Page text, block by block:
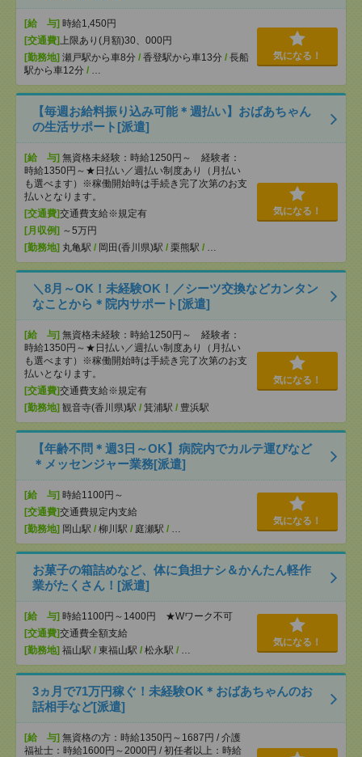
[給 与] 時給1,450円
[交通費] 上限あり(月額)30、000円
[勤務地] 瀬戸駅から車8分 / 香登駅から車13分 / 長船
駅から車12分 / …
気になる！
【毎週お給料振り込み可能＊週払い】おばあちゃん
の生活サポート[派遣]
[給 与] 無資格未経験：時給1250円～ 経験者：
時給1350円～★日払い／週払い制度あり（月払い
も選べます）※稼働開始時は手続き完了次第のお支
払いとなります。
[交通費]交通費支給※規定有
[月収例] ～5万円
[勤務地] 丸亀駅 / 岡田(香川県)駅 / 栗熊駅 / …
気になる！
＼8月～OK！未経験OK！／シーツ交換などカンタン
なことから＊院内サポート[派遣]
[給 与] 無資格未経験：時給1250円～ 経験者：
時給1350円～★日払い／週払い制度あり（月払い
も選べます）※稼働開始時は手続き完了次第のお支
払いとなります。
[交通費]交通費支給※規定有
[勤務地] 観音寺(香川県)駅 / 箕浦駅 / 豊浜駅
気になる！
【年齢不問＊週3日～OK】病院内でカルテ運びなど
＊メッセンジャー業務[派遣]
[給 与] 時給1100円～
[交通費]交通費規定内支給
[勤務地] 岡山駅 / 柳川駅 / 庭瀬駅 / …
気になる！
お菓子の箱詰めなど、体に負担ナシ＆かんたん軽作
業がたくさん！[派遣]
[給 与] 時給1100円～1400円 ★Wワーク不可
[交通費]交通費全額支給
[勤務地] 福山駅 / 東福山駅 / 松永駅 / …
気になる！
3ヵ月で71万円稼ぐ！未経験OK＊おばあちゃんのお
話相手など[派遣]
[給 与] 無資格の方：時給1350円～1687円 / 介護
福祉士：時給1600円～2000円 / 初任者以上：時給